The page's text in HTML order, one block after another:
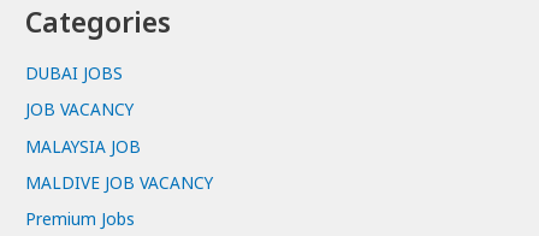
Categories
DUBAI JOBS
JOB VACANCY
MALAYSIA JOB
MALDIVE JOB VACANCY
Premium Jobs